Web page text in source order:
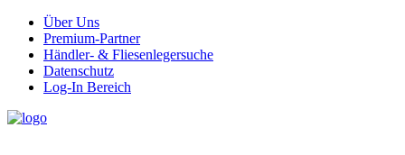
Über Uns
Premium-Partner
Händler- & Fliesenlegersuche
Datenschutz
Log-In Bereich